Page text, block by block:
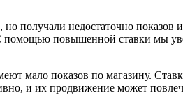
получали недостаточно
повышенной ставки мы
мало показов по магазину.
и их продвижение может